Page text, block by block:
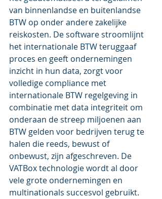
van binnenlandse en buitenlandse
BTW op onder andere zakelijke
reiskosten. De software stroomlijnt
het internationale BTW teruggaaf
proces en geeft ondernemingen
inzicht in hun data, zorgt voor
volledige compliance met
internationale BTW regelgeving in
combinatie met data integriteit om
onderaan de streep miljoenen aan
BTW gelden voor bedrijven terug te
halen die reeds, bewust of
onbewust, zijn afgeschreven. De
VATBox technologie wordt al door
vele grote ondernemingen en
multinationals succesvol gebruikt.